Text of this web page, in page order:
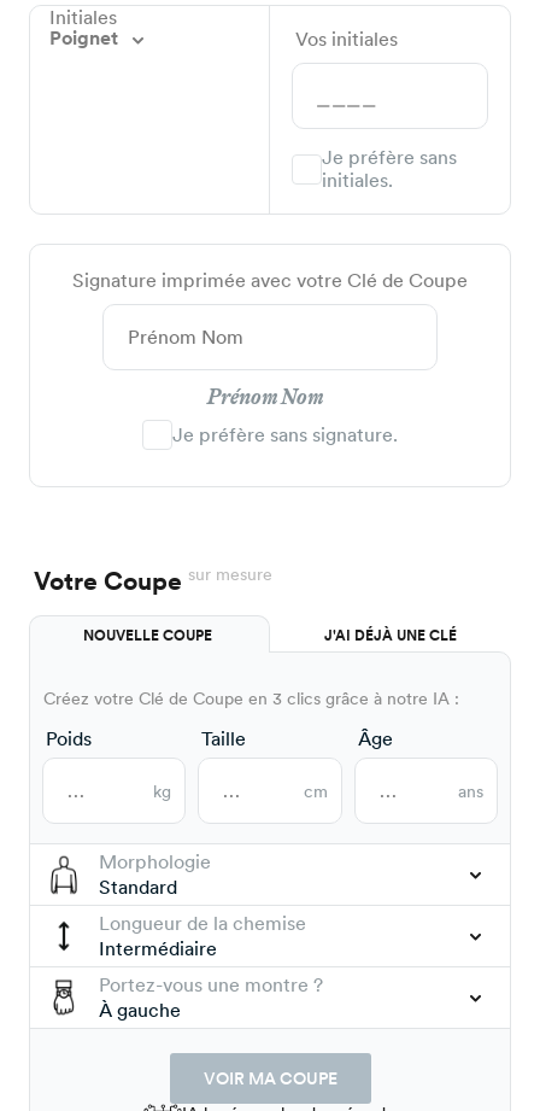
Initiales
Poignet
Vos initiales
Je préfère sans
initiales.
Signature imprimée avec votre Clé de Coupe
Prénom Nom
Je préfère sans signature.
Votre Coupe sur mesure
NOUVELLE COUPE J'AI DÉJÀ UNE CLÉ
Créez votre Clé de Coupe en 3 clics grâce à notre IA :
Poids
kg
Taille
cm
Âge
ans
Morphologie
Standard
Longueur de la chemise
Intermédiaire
Portez-vous une montre ?
À gauche
VOIR MA COUPE